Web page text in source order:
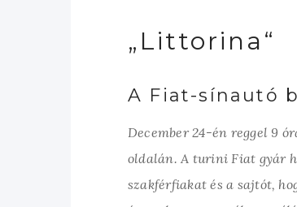
„Littorina“
A Fiat-sínautó
December 24-én reggel 9
oldalán. A turini Fiat gyár
szakférfiakat és a sajtót,